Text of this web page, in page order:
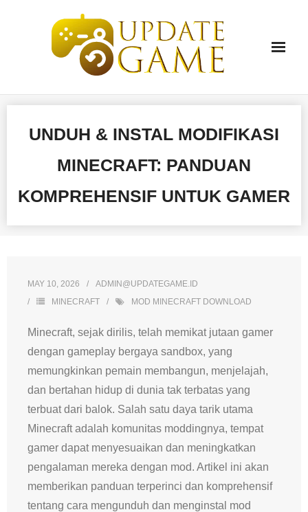
UNDUH & INSTAL MODIFIKASI
MINECRAFT: PANDUAN
KOMPREHENSIF UNTUK GAMER
MAY 10, 2026
ADMIN@UPDATEGAME.ID
MINECRAFT
MOD MINECRAFT DOWNLOAD
Minecraft, sejak dirilis, telah memikat jutaan gamer
dengan gameplay bergaya sandbox, yang
memungkinkan pemain membangun, menjelajah,
dan bertahan hidup di dunia tak terbatas yang
terbuat dari balok. Salah satu daya tarik utama
Minecraft adalah komunitas moddingnya, tempat
gamer dapat menyesuaikan dan meningkatkan
pengalaman mereka dengan mod. Artikel ini akan
memberikan panduan terperinci dan komprehensif
tentang cara mengunduh dan menginstal mod